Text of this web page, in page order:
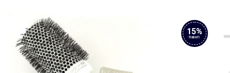
15%
Rabatt